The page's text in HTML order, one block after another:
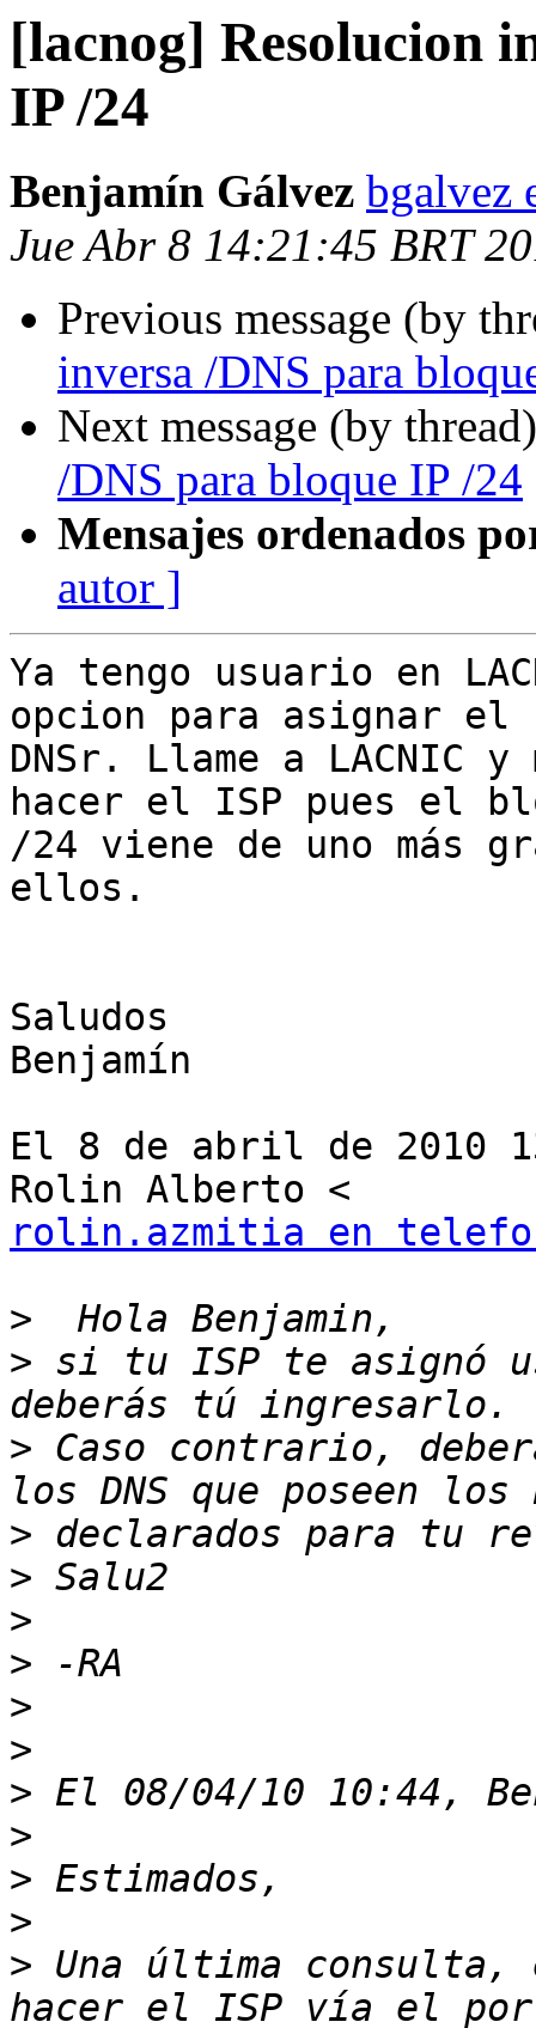
[lacnog] Resolucion
IP /24
Benjamín Gálvez bgalvez
Jue Abr 8 14:21:45 BRT
Previous message (by
inversa /DNS para
Next message (by
/DNS para bloque IP /24
Mensajes ordenados
autor ]
Ya tengo usuario en
opcion para asignar el
DNSr. Llame a LACNIC
hacer el ISP pues el
/24 viene de uno más
ellos.
Saludos
Benjamín
El 8 de abril de 2010
rolin.azmitia en
>
> si tu ISP te asignó
> Caso contrario,
>
>
>
>
>
>
>
>
>
>
> Una última consulta,